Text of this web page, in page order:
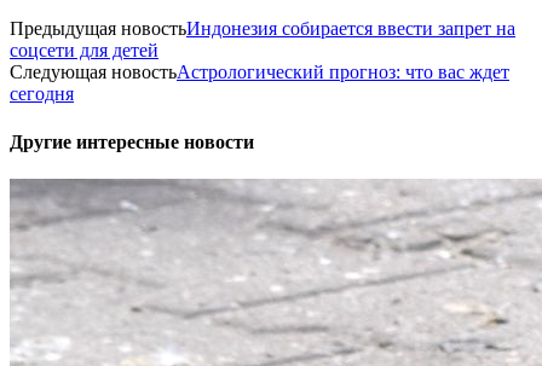
Предыдущая новостьИндонезия собирается ввести запрет на
соцсети для детей
Следующая новостьАстрологический прогноз: что вас ждет
сегодня
Другие интересные новости